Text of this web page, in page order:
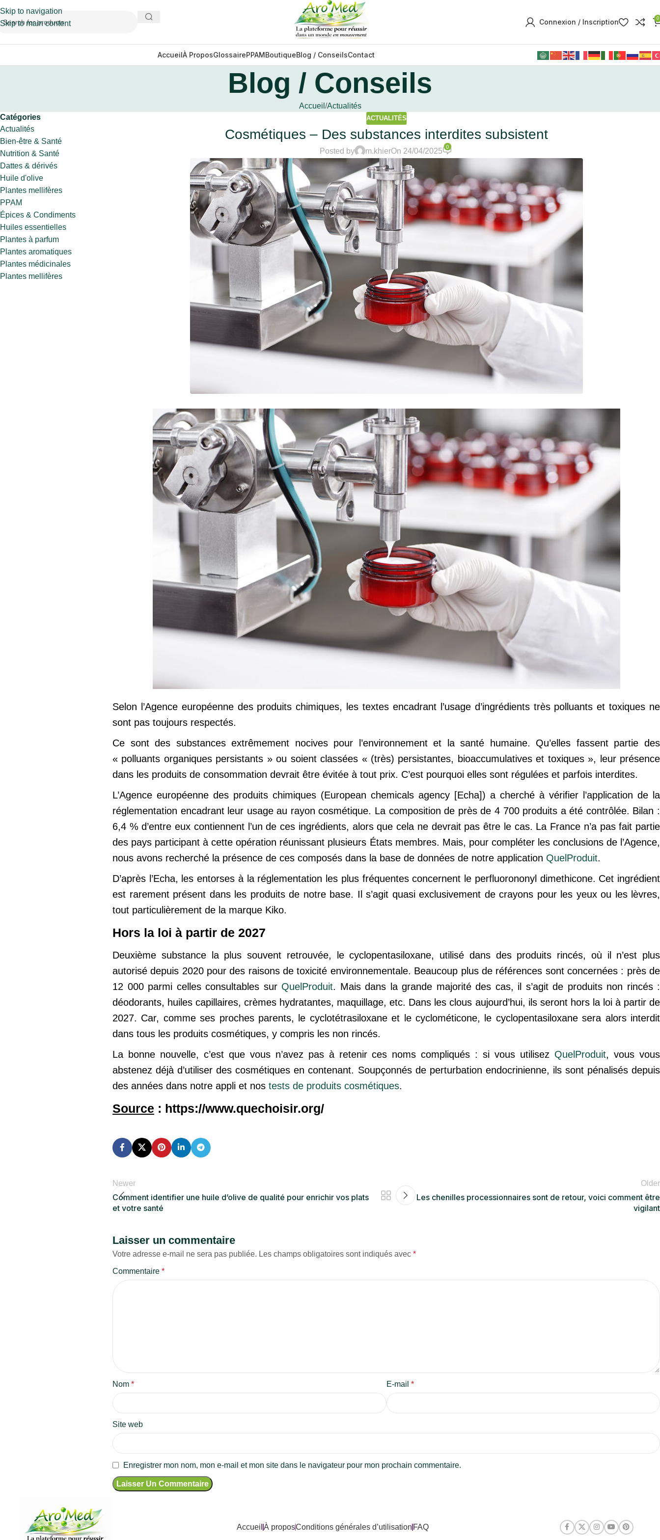
Skip to navigation
Skip to main content
Connexion / Inscription 0
AccueilÀ ProposGlossairePPAMBoutiqueBlog / ConseilsContact
Blog / Conseils
Accueil Actualités
Catégories
Actualités
Bien-être & Santé
Nutrition & Santé
Dattes & dérivés
Huile d'olive
Plantes mellifères
PPAM
Épices & Condiments
Huiles essentielles
Plantes à parfum
Plantes aromatiques
Plantes médicinales
Plantes mellifères
ACTUALITÉS
Cosmétiques – Des substances interdites subsistent
Posted by m.khierOn 24/04/2025
0
Selon l’Agence européenne des produits chimiques, les textes encadrant l’usage d’ingrédients très polluants et toxiques ne
sont pas toujours respectés.
Ce sont des substances extrêmement nocives pour l’environnement et la santé humaine. Qu’elles fassent partie des
« polluants organiques persistants » ou soient classées « (très) persistantes, bioaccumulatives et toxiques », leur présence
dans les produits de consommation devrait être évitée à tout prix. C’est pourquoi elles sont régulées et parfois interdites.
L’Agence européenne des produits chimiques (European chemicals agency [Echa]) a cherché à vérifier l’application de la
réglementation encadrant leur usage au rayon cosmétique. La composition de près de 4 700 produits a été contrôlée. Bilan :
6,4 % d’entre eux contiennent l’un de ces ingrédients, alors que cela ne devrait pas être le cas. La France n’a pas fait partie
des pays participant à cette opération réunissant plusieurs États membres. Mais, pour compléter les conclusions de l’Agence,
nous avons recherché la présence de ces composés dans la base de données de notre application QuelProduit.
D’après l’Echa, les entorses à la réglementation les plus fréquentes concernent le perfluorononyl dimethicone. Cet ingrédient
est rarement présent dans les produits de notre base. Il s’agit quasi exclusivement de crayons pour les yeux ou les lèvres,
tout particulièrement de la marque Kiko.
Hors la loi à partir de 2027
Deuxième substance la plus souvent retrouvée, le cyclopentasiloxane, utilisé dans des produits rincés, où il n’est plus
autorisé depuis 2020 pour des raisons de toxicité environnementale. Beaucoup plus de références sont concernées : près de
12 000 parmi celles consultables sur QuelProduit. Mais dans la grande majorité des cas, il s’agit de produits non rincés :
déodorants, huiles capillaires, crèmes hydratantes, maquillage, etc. Dans les clous aujourd’hui, ils seront hors la loi à partir de
2027. Car, comme ses proches parents, le cyclotétrasiloxane et le cyclométicone, le cyclopentasiloxane sera alors interdit
dans tous les produits cosmétiques, y compris les non rincés.
La bonne nouvelle, c’est que vous n’avez pas à retenir ces noms compliqués : si vous utilisez QuelProduit, vous vous
abstenez déjà d’utiliser des cosmétiques en contenant. Soupçonnés de perturbation endocrinienne, ils sont pénalisés depuis
des années dans notre appli et nos tests de produits cosmétiques.
Source : https://www.quechoisir.org/
Newer
Comment identifier une huile d’olive de qualité pour enrichir vos plats
et votre santé
Older
Les chenilles processionnaires sont de retour, voici comment être
vigilant
Laisser un commentaire
Votre adresse e-mail ne sera pas publiée. Les champs obligatoires sont indiqués avec *
Commentaire *
Nom * E-mail *
Site web
Enregistrer mon nom, mon e-mail et mon site dans le navigateur pour mon prochain commentaire.
Accueil À proposConditions générales d’utilisation FAQ